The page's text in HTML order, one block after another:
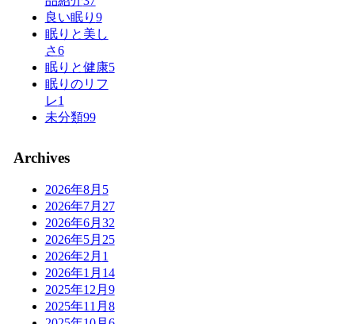
良い眠り 9
眠りと美し
さ6
眠りと健康5
眠りのリフ
レ1
未分類99
Archives
2026年8月 5
2026年7月 27
2026年6月 32
2026年5月 25
2026年2月 1
2026年1月 14
2025年12月 9
2025年11月 8